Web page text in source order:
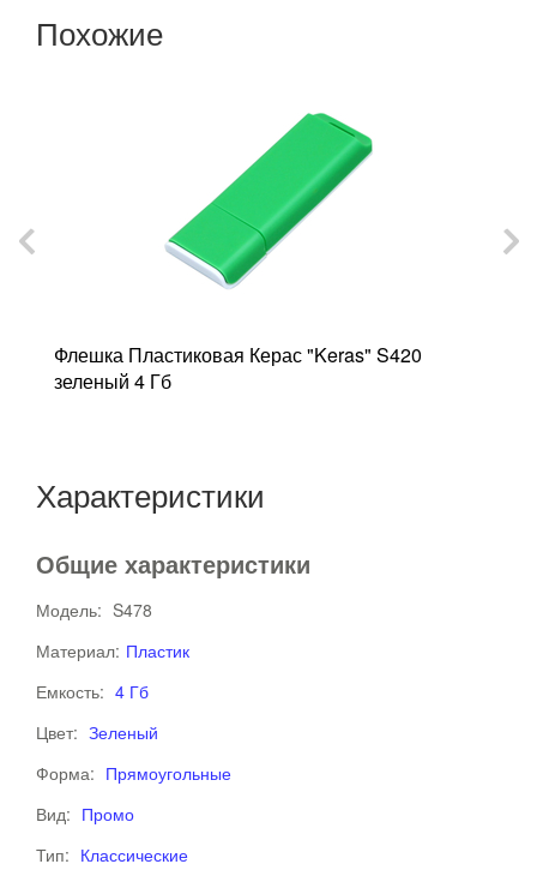
Похожие
Флешка Пластиковая Керас "Keras" S420
зеленый 4 Гб
Характеристики
Общие характеристики
Модель: S478
Материал: Пластик
Емкость: 4 Гб
Цвет: Зеленый
Форма: Прямоугольные
Вид: Промо
Тип: Классические